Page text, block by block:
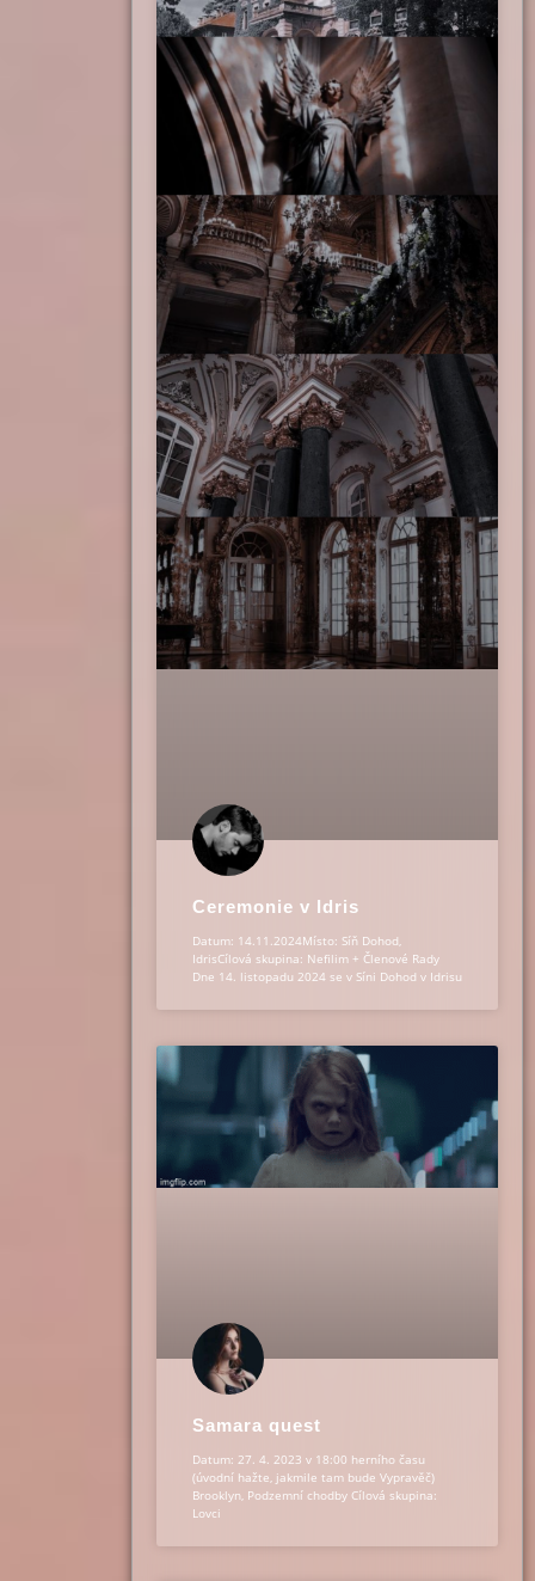
Ceremonie v Idris
Datum: 14.11.2024Místo: Síň Dohod,
IdrisCílová skupina: Nefilim + Členové Rady
Dne 14. listopadu 2024 se v Síni Dohod v Idrisu
Samara quest
Datum: 27. 4. 2023 v 18:00 herního času
(úvodní hažte, jakmile tam bude Vypravěč)
Brooklyn, Podzemní chodby Cílová skupina:
Lovci